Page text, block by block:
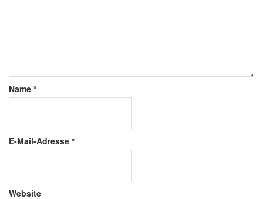
Name *
E-Mail-Adresse *
Website